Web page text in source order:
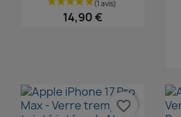
14,90 €
favorite_border